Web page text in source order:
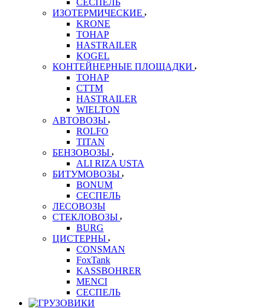
СЕСПЕЛЬ
ИЗОТЕРМИЧЕСКИЕ
KRONE
ТОНАР
HASTRAILER
KOGEL
КОНТЕЙНЕРНЫЕ ПЛОЩАДКИ
ТОНАР
CTTM
HASTRAILER
WIELTON
АВТОВОЗЫ
ROLFO
TITAN
БЕНЗОВОЗЫ
ALI RIZA USTA
БИТУМОВОЗЫ
BONUM
СЕСПЕЛЬ
ЛЕСОВОЗЫ
СТЕКЛОВОЗЫ
BURG
ЦИСТЕРНЫ
CONSMAN
FoxTank
KASSBOHRER
MENCI
СЕСПЕЛЬ